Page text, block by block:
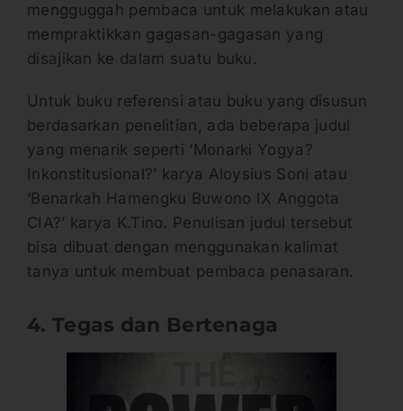
mengguggah pembaca untuk melakukan atau
mempraktikkan gagasan-gagasan yang
disajikan ke dalam suatu buku.
Untuk buku referensi atau buku yang disusun
berdasarkan penelitian, ada beberapa judul
yang menarik seperti ‘Monarki Yogya?
Inkonstitusional?’ karya Aloysius Soni atau
‘Benarkah Hamengku Buwono IX Anggota
CIA?’ karya K.Tino. Penulisan judul tersebut
bisa dibuat dengan menggunakan kalimat
tanya untuk membuat pembaca penasaran.
4. Tegas dan Bertenaga